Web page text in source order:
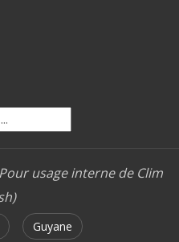
usage interne de Clim
Guyane